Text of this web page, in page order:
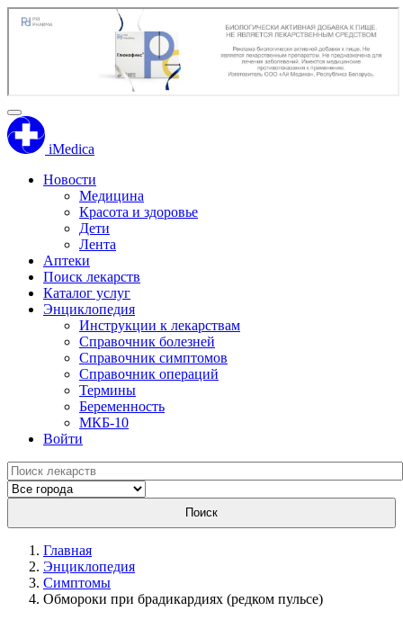
iMedica
Новости
Медицина
Красота и здоровье
Дети
Лента
Аптеки
Поиск лекарств
Каталог услуг
Энциклопедия
Инструкции к лекарствам
Справочник болезней
Справочник симптомов
Справочник операций
Термины
Беременность
МКБ-10
Войти
Поиск
Главная
Энциклопедия
Симптомы
Обмороки при брадикардиях (редком пульсе)